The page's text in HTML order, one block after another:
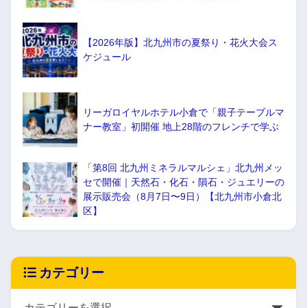
【2026年版】北九州市の夏祭り・花火大会ス
ケジュール
リーガロイヤルホテル小倉で「親子テーブルマ
ナー教室」初開催 地上28階のフレンチで学ぶ
「第8回 北九州ミネラルマルシェ」北九州メッ
セで開催｜天然石・化石・隕石・ジュエリーの
展示販売会（8月7日〜9日）【北九州市小倉北
区】
カテゴリー